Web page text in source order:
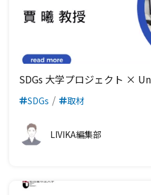
SDGs 大学プロジェクト ×
SDGs 取材
LIVIKA編集部